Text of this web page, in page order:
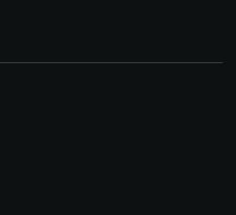
Tecnici